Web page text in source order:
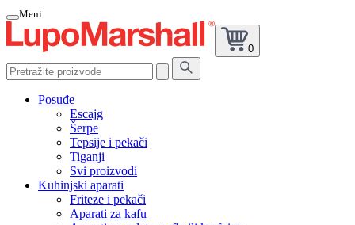
Meni
0
Pretražite
proizvode
Posuđe
Escajg
Šerpe
Tepsije i pekači
Tiganji
Svi proizvodi
Kuhinjski aparati
Friteze i pekači
Aparati za kafu